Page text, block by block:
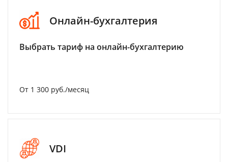
Онлайн-бухгалтерия
Выбрать тариф на онлайн-бухгалтерию
От 1 300 руб./месяц
VDI